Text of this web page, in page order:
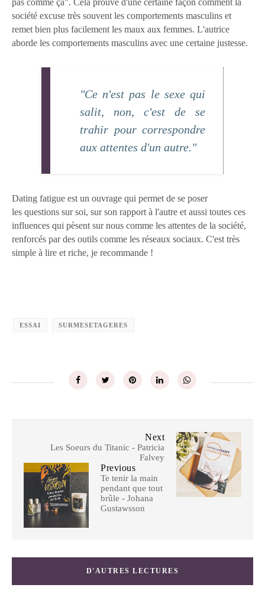
société excuse très souvent les comportements masculins et
remet bien plus facilement les maux aux femmes. L'autrice
aborde les comportements masculins avec une certaine justesse.
"Ce n'est pas le sexe qui
salit, non, c'est de se
trahir pour correspondre
aux attentes d'un autre."
Dating fatigue est un ouvrage qui permet de se poser
les questions sur soi, sur son rapport à l'autre et aussi toutes ces
influences qui pèsent sur nous comme les attentes de la société,
renforcés par des outils comme les réseaux sociaux. C'est très
simple à lire et riche, je recommande !
ESSAI SURMESETAGERES
Next
Les Soeurs du Titanic - Patricia
Falvey
Previous
Te tenir la main
pendant que tout
brûle - Johana
Gustawsson
D'AUTRES LECTURES